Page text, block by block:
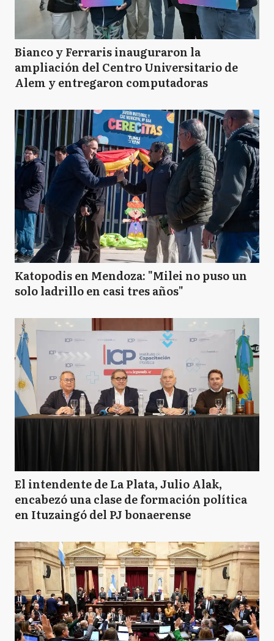
Bianco y Ferraris inauguraron la
ampliación del Centro Universitario de
Alem y entregaron computadoras
Katopodis en Mendoza: "Milei no puso un
solo ladrillo en casi tres años"
El intendente de La Plata, Julio Alak,
encabezó una clase de formación política
en Ituzaingó del PJ bonaerense